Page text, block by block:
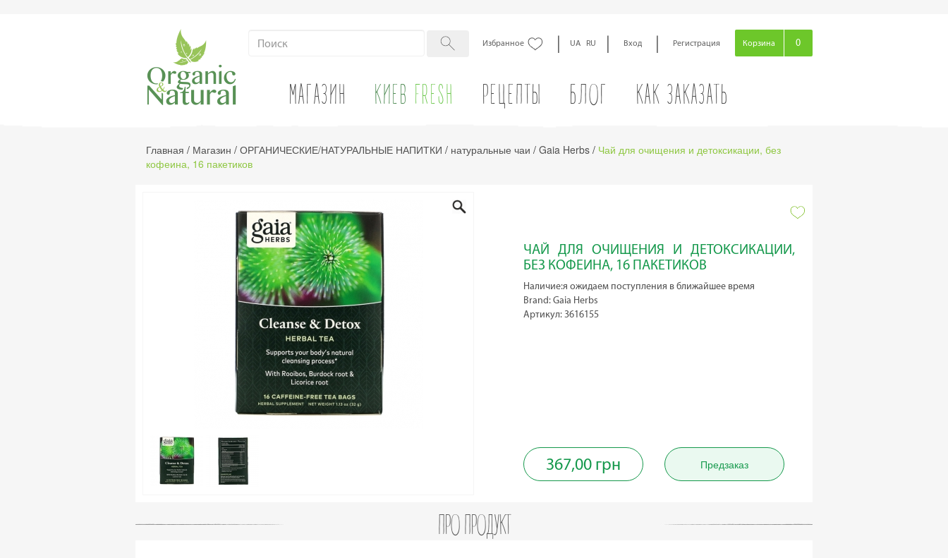
Избранное | UA RU | Вход | Регистрация Корзина 0
МАГАЗИН КИЕВ FRESH РЕЦЕПТЫ БЛОГ КАК ЗАКАЗАТЬ
Главная / Магазин / ОРГАНИЧЕСКИЕ/НАТУРАЛЬНЫЕ НАПИТКИ / натуральные чаи / Gaia Herbs / Чай для очищения и детоксикации, без
кофеина, 16 пакетиков
ЧАЙ ДЛЯ ОЧИЩЕНИЯ И ДЕТОКСИКАЦИИ,
БЕЗ КОФЕИНА, 16 ПАКЕТИКОВ
Наличие:я ожидаем поступления в ближайшее время
Brand: Gaia Herbs
Артикул: 3616155
367,00 грн Предзаказ
ПРО ПРОДУКТ